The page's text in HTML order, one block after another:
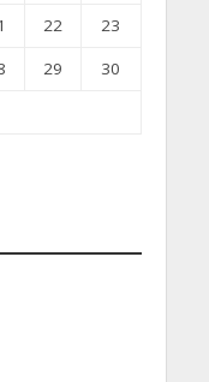
22
23
29
30